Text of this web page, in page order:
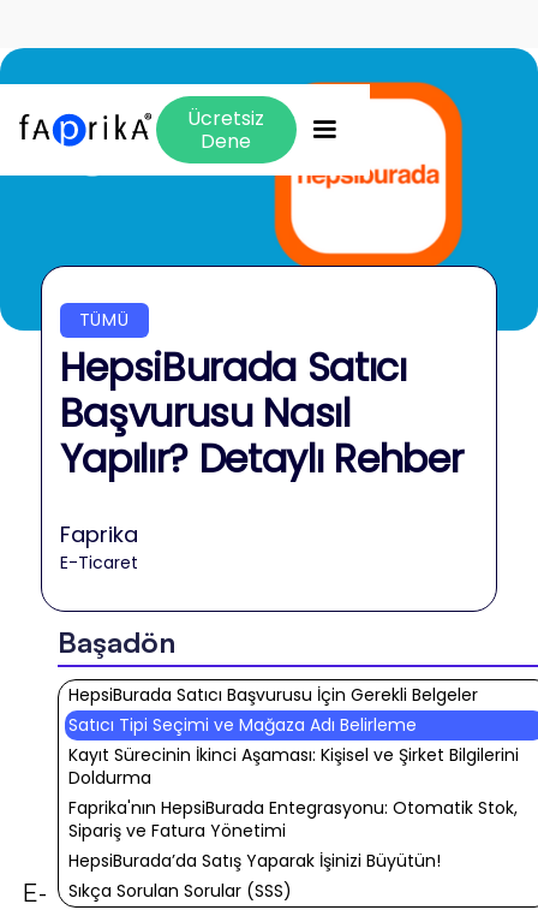
Ücretsiz
Dene
TÜMÜ
HepsiBurada Satıcı
Başvurusu Nasıl
Yapılır? Detaylı Rehber
Faprika
E-Ticaret
Başadön
HepsiBurada Satıcı Başvurusu İçin Gerekli Belgeler
Satıcı Tipi Seçimi ve Mağaza Adı Belirleme
Kayıt Sürecinin İkinci Aşaması: Kişisel ve Şirket Bilgilerini
Doldurma
Faprika'nın HepsiBurada Entegrasyonu: Otomatik Stok,
Sipariş ve Fatura Yönetimi
HepsiBurada’da Satış Yaparak İşinizi Büyütün!
Sıkça Sorulan Sorular (SSS)
E-ticaret dünyasında yerinizi almak